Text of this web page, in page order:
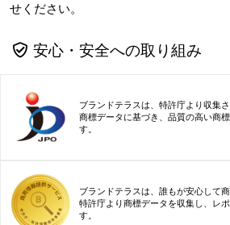
せください。
安心・安全への取り組み
ブランドテラスは、特許庁より収集
商標データに基づき、品質の高い商
す。
ブランドテラスは、誰もが安心して
特許庁より商標データを収集し、レ
す。